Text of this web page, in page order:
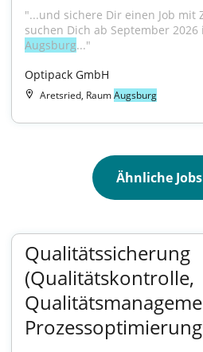
"...und sichere Dir einen Job mit
Augsburg..."
Optipack GmbH
Aretsried, RaumAugsburg
Ähnliche
Qualitätssicherung
(Qualitätskontrolle,